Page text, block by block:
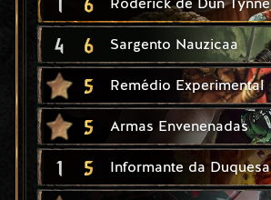
1 6 Roderick de Dun Tynne
4 6 Sargento Nauzicaa
5 Remédio Experimental
5 Armas Envenenadas
1 5 Informante da Duquesa